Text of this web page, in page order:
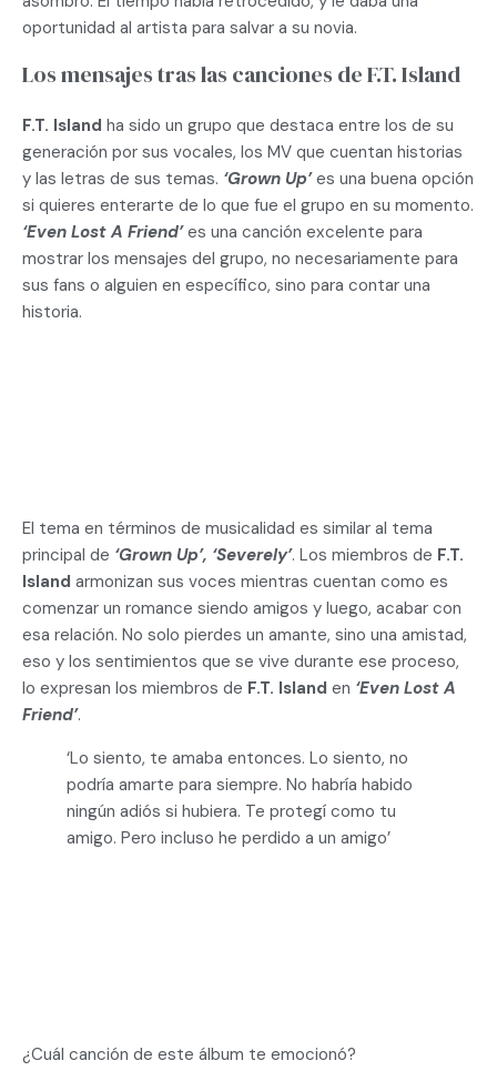
oportunidad al artista para salvar a su novia.
Los mensajes tras las canciones de F.T. Island
F.T. Island ha sido un grupo que destaca entre los de su
generación por sus vocales, los MV que cuentan historias
y las letras de sus temas. ‘Grown Up’es una buena opción
si quieres enterarte de lo que fue el grupo en su momento.
‘Even Lost A Friend’es una canción excelente para
mostrar los mensajes del grupo, no necesariamente para
sus fans o alguien en específico, sino para contar una
historia.
El tema en términos de musicalidad es similar al tema
principal de ‘Grown Up’, ‘Severely’. Los miembros de F.T.
Island armonizan sus voces mientras cuentan como es
comenzar un romance siendo amigos y luego, acabar con
esa relación. No solo pierdes un amante, sino una amistad,
eso y los sentimientos que se vive durante ese proceso,
lo expresan los miembros de F.T. Island en ‘Even Lost A
Friend’.
‘Lo siento, te amaba entonces. Lo siento, no
podría amarte para siempre. No habría habido
ningún adiós si hubiera. Te protegí como tu
amigo. Pero incluso he perdido a un amigo’
¿Cuál canción de este álbum te emocionó?